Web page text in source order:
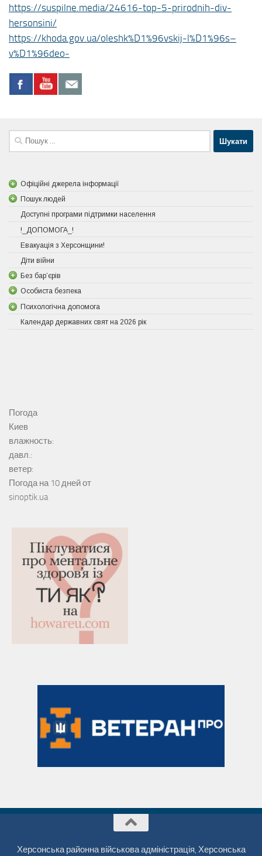
https://suspilne.media/24616-top-5-prirodnih-div-
hersonsini/
https://khoda.gov.ua/oleshk%D1%96vskij-l%D1%96s–
v%D1%96deo-
Пошук:
Офіційні джерела інформації
Пошук людей
Доступні програми підтримки населення
!_ДОПОМОГА_!
Евакуація з Херсонщини!
Діти війни
Без бар’єрів
Особиста безпека
Психологічна допомога
Календар державних свят на 2026 рік
Погода
Киев
влажность:
давл.:
ветер:
Погода на 10 дней от
sinoptik.ua
Херсонська районна військова адміністрація, Херсонська